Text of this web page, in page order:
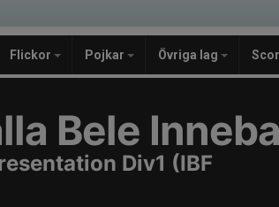
Flickor Pojkar Övriga lag
Bele
Div1 (IBF